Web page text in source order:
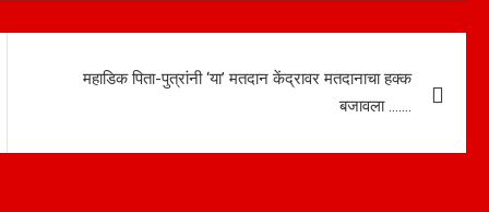
महाडिक पिता-पुत्रांनी ‘या’ मतदान केंद्रावर मतदानाचा हक्क
बजावला …….